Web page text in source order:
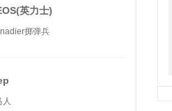
英力士)
掷弹兵
人